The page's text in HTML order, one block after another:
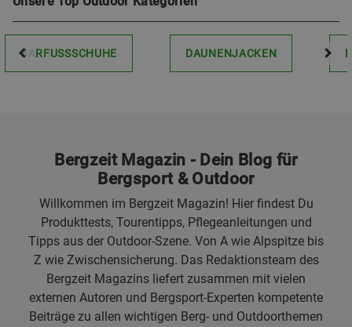
BARFUSSSCHUHE DAUNENJACKEN
Bergzeit Magazin - Dein Blog für
Bergsport & Outdoor
Willkommen im Bergzeit Magazin! Hier findest Du
Produkttests, Tourentipps, Pflegeanleitungen und
Tipps aus der Outdoor-Szene. Von A wie Alpspitze bis
Z wie Zwischensicherung. Das Redaktionsteam des
Bergzeit Magazins liefert zusammen mit vielen
externen Autoren und Bergsport-Experten kompetente
Beiträge zu allen wichtigen Berg- und Outdoorthemen